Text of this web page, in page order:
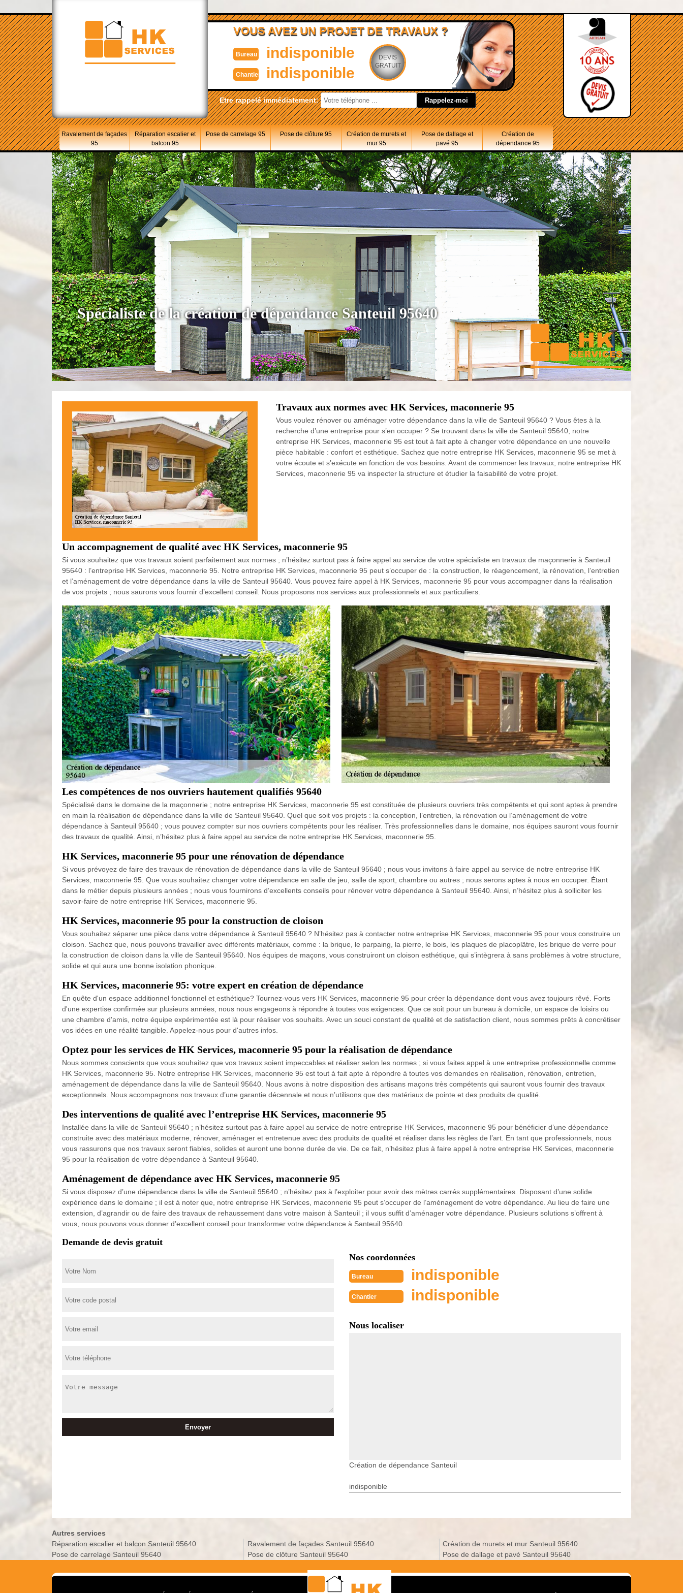
VOUS AVEZ UN PROJET DE TRAVAUX ?
Bureau indisponible
Chantier indisponible
DEVIS
GRATUIT
Etre rappelé immédiatement:
Ravalement de façades
95
Réparation escalier et
balcon 95
Pose de carrelage 95 Pose de clôture 95
Création de murets et
mur 95
Pose de dallage et
pavé 95
Création de
dépendance 95
Spécialiste de la création de dépendance Santeuil 95640
Travaux aux normes avec HK Services, maconnerie 95
Vous voulez rénover ou aménager votre dépendance dans la ville de Santeuil 95640 ? Vous êtes à la
recherche d’une entreprise pour s’en occuper ? Se trouvant dans la ville de Santeuil 95640, notre
entreprise HK Services, maconnerie 95 est tout à fait apte à changer votre dépendance en une nouvelle
pièce habitable : confort et esthétique. Sachez que notre entreprise HK Services, maconnerie 95 se met à
votre écoute et s’exécute en fonction de vos besoins. Avant de commencer les travaux, notre entreprise HK
Services, maconnerie 95 va inspecter la structure et étudier la faisabilité de votre projet.
Un accompagnement de qualité avec HK Services, maconnerie 95
Si vous souhaitez que vos travaux soient parfaitement aux normes ; n’hésitez surtout pas à faire appel au service de votre spécialiste en travaux de maçonnerie à Santeuil
95640 : l’entreprise HK Services, maconnerie 95. Notre entreprise HK Services, maconnerie 95 peut s’occuper de : la construction, le réagencement, la rénovation, l’entretien
et l’aménagement de votre dépendance dans la ville de Santeuil 95640. Vous pouvez faire appel à HK Services, maconnerie 95 pour vous accompagner dans la réalisation
de vos projets ; nous saurons vous fournir d’excellent conseil. Nous proposons nos services aux professionnels et aux particuliers.
Les compétences de nos ouvriers hautement qualifiés 95640
Spécialisé dans le domaine de la maçonnerie ; notre entreprise HK Services, maconnerie 95 est constituée de plusieurs ouvriers très compétents et qui sont aptes à prendre
en main la réalisation de dépendance dans la ville de Santeuil 95640. Quel que soit vos projets : la conception, l’entretien, la rénovation ou l’aménagement de votre
dépendance à Santeuil 95640 ; vous pouvez compter sur nos ouvriers compétents pour les réaliser. Très professionnelles dans le domaine, nos équipes sauront vous fournir
des travaux de qualité. Ainsi, n’hésitez plus à faire appel au service de notre entreprise HK Services, maconnerie 95.
HK Services, maconnerie 95 pour une rénovation de dépendance
Si vous prévoyez de faire des travaux de rénovation de dépendance dans la ville de Santeuil 95640 ; nous vous invitons à faire appel au service de notre entreprise HK
Services, maconnerie 95. Que vous souhaitez changer votre dépendance en salle de jeu, salle de sport, chambre ou autres ; nous serons aptes à nous en occuper. Étant
dans le métier depuis plusieurs années ; nous vous fournirons d’excellents conseils pour rénover votre dépendance à Santeuil 95640. Ainsi, n’hésitez plus à solliciter les
savoir-faire de notre entreprise HK Services, maconnerie 95.
HK Services, maconnerie 95 pour la construction de cloison
Vous souhaitez séparer une pièce dans votre dépendance à Santeuil 95640 ? N’hésitez pas à contacter notre entreprise HK Services, maconnerie 95 pour vous construire un
cloison. Sachez que, nous pouvons travailler avec différents matériaux, comme : la brique, le parpaing, la pierre, le bois, les plaques de placoplâtre, les brique de verre pour
la construction de cloison dans la ville de Santeuil 95640. Nos équipes de maçons, vous construiront un cloison esthétique, qui s’intègrera à sans problèmes à votre structure,
solide et qui aura une bonne isolation phonique.
HK Services, maconnerie 95: votre expert en création de dépendance
En quête d'un espace additionnel fonctionnel et esthétique? Tournez-vous vers HK Services, maconnerie 95 pour créer la dépendance dont vous avez toujours rêvé. Forts
d'une expertise confirmée sur plusieurs années, nous nous engageons à répondre à toutes vos exigences. Que ce soit pour un bureau à domicile, un espace de loisirs ou
une chambre d'amis, notre équipe expérimentée est là pour réaliser vos souhaits. Avec un souci constant de qualité et de satisfaction client, nous sommes prêts à concrétiser
vos idées en une réalité tangible. Appelez-nous pour d'autres infos.
Optez pour les services de HK Services, maconnerie 95 pour la réalisation de dépendance
Nous sommes conscients que vous souhaitez que vos travaux soient impeccables et réaliser selon les normes ; si vous faites appel à une entreprise professionnelle comme
HK Services, maconnerie 95. Notre entreprise HK Services, maconnerie 95 est tout à fait apte à répondre à toutes vos demandes en réalisation, rénovation, entretien,
aménagement de dépendance dans la ville de Santeuil 95640. Nous avons à notre disposition des artisans maçons très compétents qui sauront vous fournir des travaux
exceptionnels. Nous accompagnons nos travaux d’une garantie décennale et nous n’utilisons que des matériaux de pointe et des produits de qualité.
Des interventions de qualité avec l’entreprise HK Services, maconnerie 95
Installée dans la ville de Santeuil 95640 ; n’hésitez surtout pas à faire appel au service de notre entreprise HK Services, maconnerie 95 pour bénéficier d’une dépendance
construite avec des matériaux moderne, rénover, aménager et entretenue avec des produits de qualité et réaliser dans les règles de l’art. En tant que professionnels, nous
vous rassurons que nos travaux seront fiables, solides et auront une bonne durée de vie. De ce fait, n’hésitez plus à faire appel à notre entreprise HK Services, maconnerie
95 pour la réalisation de votre dépendance à Santeuil 95640.
Aménagement de dépendance avec HK Services, maconnerie 95
Si vous disposez d’une dépendance dans la ville de Santeuil 95640 ; n’hésitez pas à l’exploiter pour avoir des mètres carrés supplémentaires. Disposant d’une solide
expérience dans le domaine ; il est à noter que, notre entreprise HK Services, maconnerie 95 peut s’occuper de l’aménagement de votre dépendance. Au lieu de faire une
extension, d’agrandir ou de faire des travaux de rehaussement dans votre maison à Santeuil ; il vous suffit d’aménager votre dépendance. Plusieurs solutions s’offrent à
vous, nous pouvons vous donner d’excellent conseil pour transformer votre dépendance à Santeuil 95640.
Demande de devis gratuit
Nos coordonnées
Bureau indisponible
Chantier indisponible
Nous localiser
Création de dépendance Santeuil
indisponible
Autres services
Réparation escalier et balcon Santeuil 95640
Pose de carrelage Santeuil 95640
Ravalement de façades Santeuil 95640
Pose de clôture Santeuil 95640
Création de murets et mur Santeuil 95640
Pose de dallage et pavé Santeuil 95640